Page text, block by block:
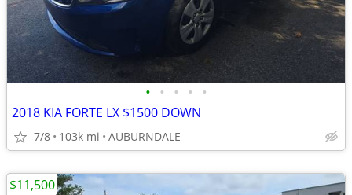
• • • • •
2018 KIA FORTE LX $1500 DOWN
7/8 103k mi AUBURNDALE
$11,500